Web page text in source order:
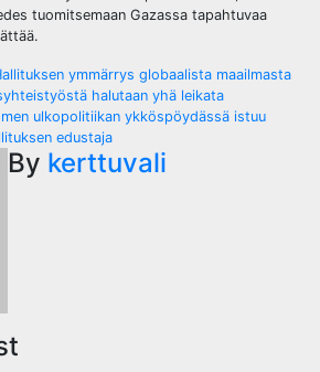
tuomitsemaan Gazassa tapahtuvaa
ymmärrys globaalista maailmasta
halutaan yhä leikata
ulkopolitiikan ykköspöydässä istuu
edustaja
By kerttuvali